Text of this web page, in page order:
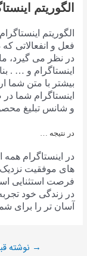
الگوریتم
الگوریتم
فعل و انفعالاتی
در نظر می گیرد،
اینستاگرام و … .
بیشتر با متن شما
و شانس تبلیغ
در نتیجه …
در اینستاگرام همه
های موفقیت نزدیک
فرصت استثنایی
در زندگی خود
آسان تر را برای
→ نوشته